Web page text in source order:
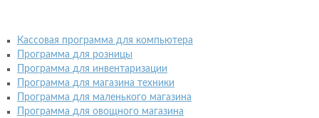
Кассовая программа для компьютера
Программа для розницы
Программа для инвентаризации
Программа для магазина техники
Программа для маленького магазина
Программа для овощного магазина